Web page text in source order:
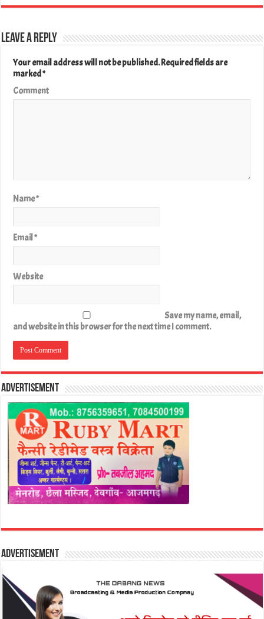
Leave a Reply
Your email address will not be published.Required fields are
marked*
Comment
Name*
Email*
Website
Save my name, email,
and website in this browser for the next time I comment.
Advertisement
Advertisement